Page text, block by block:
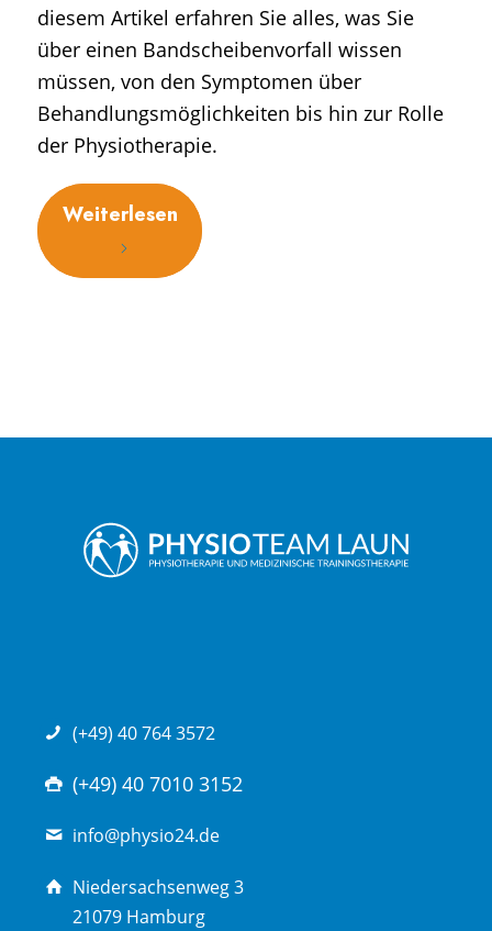
diesem Artikel erfahren Sie alles, was Sie
über einen Bandscheibenvorfall wissen
müssen, von den Symptomen über
Behandlungsmöglichkeiten bis hin zur Rolle
der Physiotherapie.
Weiterlesen
(+49) 40 764 3572
(+49) 40 7010 3152
info@physio24.de
Niedersachsenweg 3
21079 Hamburg